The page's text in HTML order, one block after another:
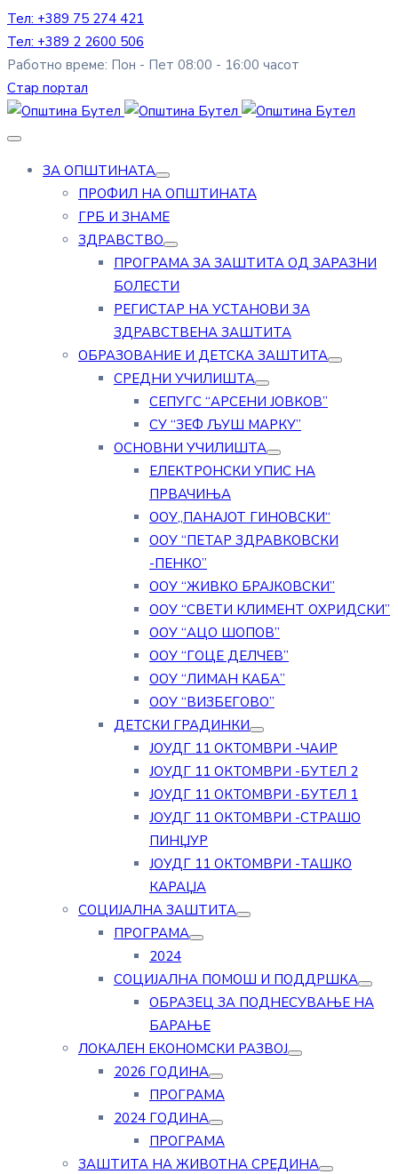
Тел: +389 75 274 421
Тел: +389 2 2600 506
Работно време: Пон - Пет 08:00 - 16:00 часот
Стар портал
ЗА ОПШТИНАТА
ПРОФИЛ НА ОПШТИНАТА
ГРБ И ЗНАМЕ
ЗДРАВСТВО
ПРОГРАМА ЗА ЗАШТИТА ОД ЗАРАЗНИ
БОЛЕСТИ
РЕГИСТАР НА УСТАНОВИ ЗА
ЗДРАВСТВЕНА ЗАШТИТА
ОБРАЗОВАНИЕ И ДЕТСКА ЗАШТИТА
СРЕДНИ УЧИЛИШТА
СЕПУГС “АРСЕНИ ЈОВКОВ”
СУ “ЗЕФ ЉУШ МАРКУ”
ОСНОВНИ УЧИЛИШТА
ЕЛЕКТРОНСКИ УПИС НА
ПРВАЧИЊА
ООУ„ПАНАЈОТ ГИНОВСКИ“
ООУ “ПЕТАР ЗДРАВКОВСКИ
-ПЕНКО”
ООУ “ЖИВКО БРАЈКОВСКИ”
ООУ “СВЕТИ КЛИМЕНТ ОХРИДСКИ”
ООУ “АЦО ШОПОВ”
ООУ “ГОЦЕ ДЕЛЧЕВ”
ООУ “ЛИМАН КАБА”
ООУ “ВИЗБЕГОВО”
ДЕТСКИ ГРАДИНКИ
ЈОУДГ 11 ОКТОМВРИ -ЧАИР
ЈОУДГ 11 ОКТОМВРИ -БУТЕЛ 2
ЈОУДГ 11 ОКТОМВРИ -БУТЕЛ 1
ЈОУДГ 11 ОКТОМВРИ -СТРАШО
ПИНЏУР
ЈОУДГ 11 ОКТОМВРИ -ТАШКО
КАРАЏА
СОЦИЈАЛНА ЗАШТИТА
ПРОГРАМА
2024
СОЦИЈАЛНА ПОМОШ И ПОДДРШКА
ОБРАЗЕЦ ЗА ПОДНЕСУВАЊЕ НА
БАРАЊЕ
ЛОКАЛЕН ЕКОНОМСКИ РАЗВОЈ
2026 ГОДИНА
ПРОГРАМА
2024 ГОДИНА
ПРОГРАМА
ЗАШТИТА НА ЖИВОТНА СРЕДИНА